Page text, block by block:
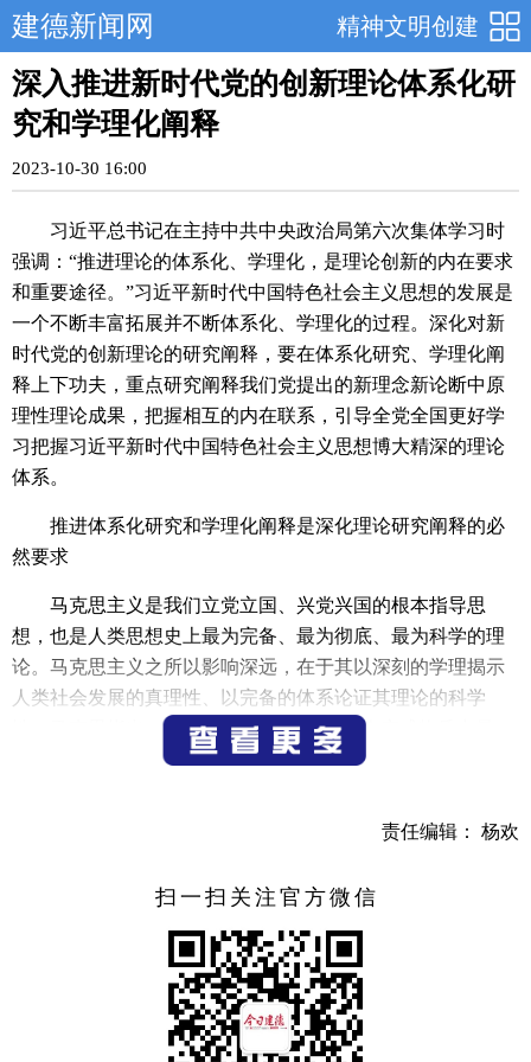
精神文明创建
建德新闻网
深入推进新时代党的创新理论体系化研
究和学理化阐释
2023-10-30 16:00
习近平总书记在主持中共中央政治局第六次集体学习时
强调：“推进理论的体系化、学理化，是理论创新的内在要求
和重要途径。”习近平新时代中国特色社会主义思想的发展是
一个不断丰富拓展并不断体系化、学理化的过程。深化对新
时代党的创新理论的研究阐释，要在体系化研究、学理化阐
释上下功夫，重点研究阐释我们党提出的新理念新论断中原
理性理论成果，把握相互的内在联系，引导全党全国更好学
习把握习近平新时代中国特色社会主义思想博大精深的理论
体系。
推进体系化研究和学理化阐释是深化理论研究阐释的必
然要求
马克思主义是我们立党立国、兴党兴国的根本指导思
想，也是人类思想史上最为完备、最为彻底、最为科学的理
论。马克思主义之所以影响深远，在于其以深刻的学理揭示
人类社会发展的真理性、以完备的体系论证其理论的科学
性。马克思指出：“理论一经掌握群众，也会变成物质力量。
理论只要说服人，就能掌握群众；而理论只要彻底，就能说
国化时代化的最新成果，习近平新时代中国特色社会主义思
的彻底性”和“实践的指导力”。我们要深化对习近平新时代中
国特色社会主义思想的研究阐释，深刻阐明其真理性和科学
性，彰显其“理论的彻底性”和“实践的指导力”，就必须在体系
化研究和学理化阐释上下功夫。
习近平新时代中国特色社会主义思想贯通马克思主义哲
学、马克思主义政治经济学、科学社会主义，贯通历史、现
责任编辑： 杨欢
扫一扫关注官方微信